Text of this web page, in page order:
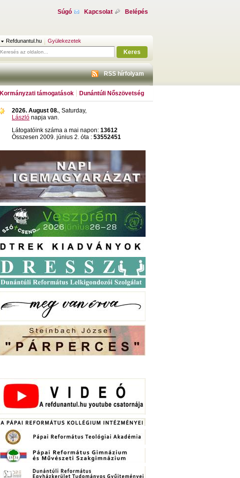
Súgó Kapcsolat Belépés
Refdunantul.hu Gyülekezetek
Keres
RSS hírfolyam
Kormányzati támogatások Dunántúli Nőszövetség
2026. August 08., Saturday,
László napja van.
Látogatóink száma a mai napon: 13612
Összesen 2009. június 2. óta : 53552451